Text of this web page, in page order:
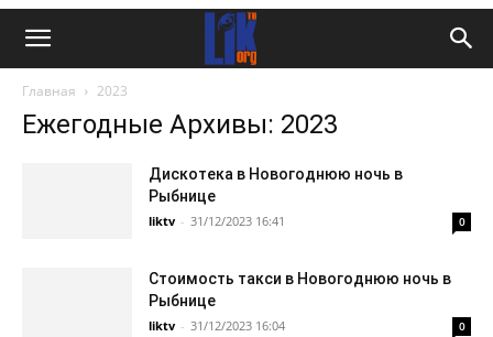
Главная 2023
Ежегодные Архивы: 2023
Дискотека в Новогоднюю ночь в
Рыбнице
liktv - 31/12/2023 16:41 0
Стоимость такси в Новогоднюю ночь в
Рыбнице
liktv - 31/12/2023 16:04 0